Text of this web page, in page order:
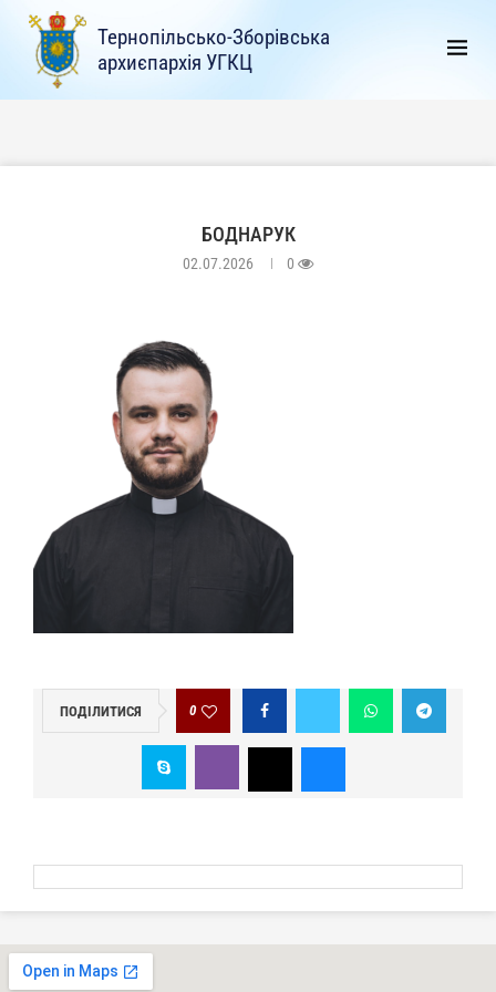
Тернопільсько-Зборівська
архиєпархія УГКЦ
БОДНАРУК
02.07.2026 0
ПОДІЛИТИСЯ 0